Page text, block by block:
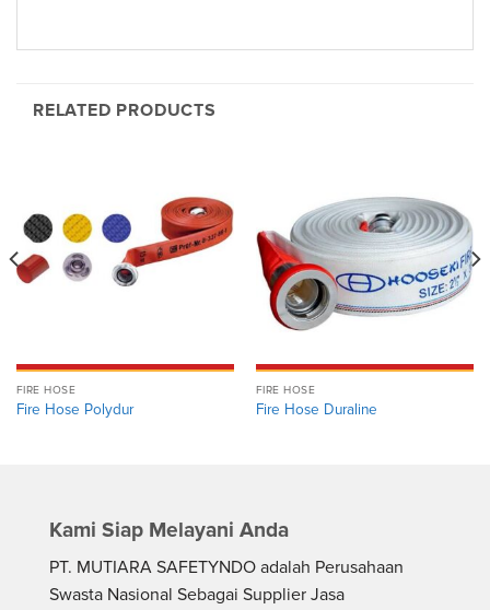
RELATED PRODUCTS
FIRE HOSE
Fire Hose Polydur
FIRE HOSE
Fire Hose Duraline
Kami Siap Melayani Anda
PT. MUTIARA SAFETYNDO adalah Perusahaan
Swasta Nasional Sebagai Supplier Jasa